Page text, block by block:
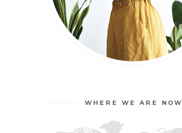
WHERE WE ARE NOW